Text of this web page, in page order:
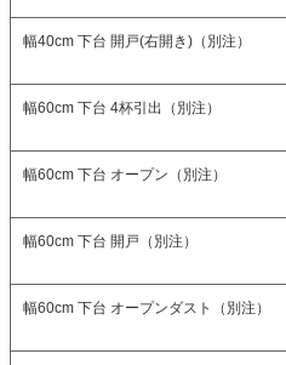
幅40cm 下台 開戸(右開き)（別注）
幅60cm 下台 4杯引出（別注）
幅60cm 下台 オープン（別注）
幅60cm 下台 開戸（別注）
幅60cm 下台 オープンダスト（別注）